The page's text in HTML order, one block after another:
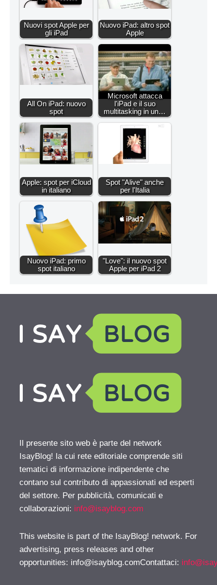
Nuovi spot Apple per
gli iPad
Nuovo iPad: altro spot
Apple
All On iPad: nuovo
spot
Microsoft attacca
l'iPad e il suo
multitasking in un…
Apple: spot per iCloud
in italiano
Spot "Alive" anche
per l'Italia
Nuovo iPad: primo
spot italiano
"Love": il nuovo spot
Apple per iPad 2
Il presente sito web è parte del network
IsayBlog! la cui rete editoriale comprende siti
tematici di informazione indipendente che
contano sul contributo di appassionati ed esperti
del settore. Per pubblicità, comunicati e
collaborazioni: info@isayblog.com
This website is part of the IsayBlog! network. For
advertising, press releases and other
opportunities: info@isayblog.comContattaci: